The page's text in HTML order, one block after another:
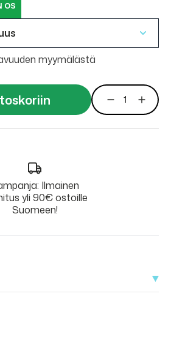
OS
myymälästä
Ilmainen
yli 90€ ostoille
Suomeen!